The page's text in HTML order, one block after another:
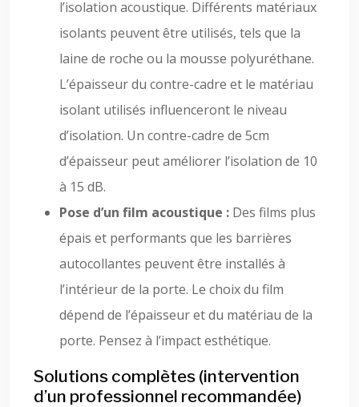
l’isolation acoustique. Différents matériaux
isolants peuvent être utilisés, tels que la
laine de roche ou la mousse polyuréthane.
L’épaisseur du contre-cadre et le matériau
isolant utilisés influenceront le niveau
d’isolation. Un contre-cadre de 5cm
d’épaisseur peut améliorer l’isolation de 10
à 15 dB.
Pose d’un film acoustique : Des films plus
épais et performants que les barrières
autocollantes peuvent être installés à
l’intérieur de la porte. Le choix du film
dépend de l’épaisseur et du matériau de la
porte. Pensez à l’impact esthétique.
Solutions complètes (intervention
d’un professionnel recommandée)